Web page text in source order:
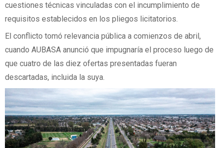
cuestiones técnicas vinculadas con el incumplimiento de
requisitos establecidos en los pliegos licitatorios.
El conflicto tomó relevancia pública a comienzos de abril,
cuando AUBASA anunció que impugnaría el proceso luego de
que cuatro de las diez ofertas presentadas fueran
descartadas, incluida la suya.